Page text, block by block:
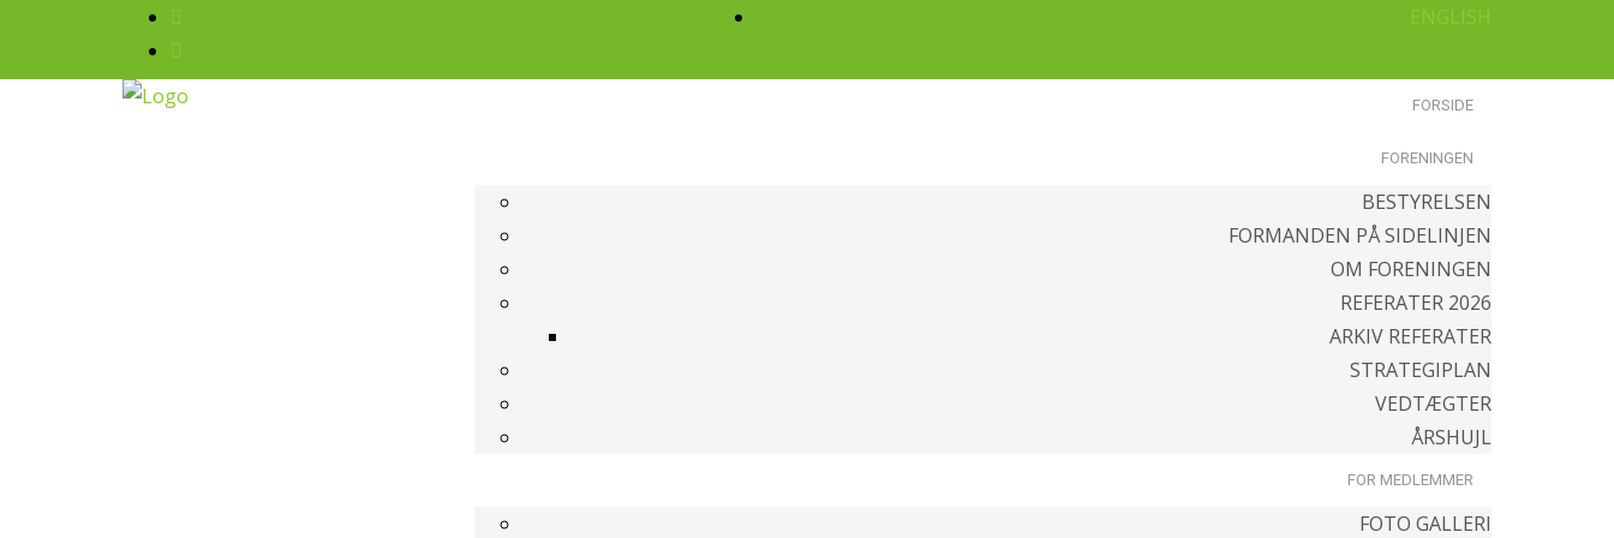
FORSIDE
FORENINGEN
BESTYRELSEN
FORMANDEN PÅ SIDELINJEN
OM FORENINGEN
REFERATER 2026
ARKIV REFERATER
STRATEGIPLAN
VEDTÆGTER
ÅRSHUJL
FOR MEDLEMMER
FOTO GALLERI